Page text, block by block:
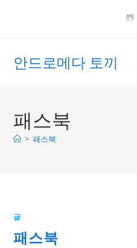
안드로메다 토끼
패스북
> 패스북
글
패스북